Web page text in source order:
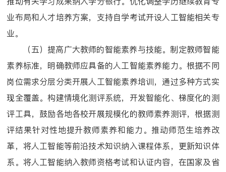
业布局和人才培养方案，支持自学考试开设人工智能相关专
业。
（五）提高广大教师的智能素养与技能。制定教师智能
素养标准，明确教师应具备的人工智能素养能力。根据不同
岗位需求分层分类开展人工智能素养培训，通过多种方式实
现全覆盖。构建情境化测评系统，开发智能化、梯度化的测
评工具，鼓励各地各校开展规模化的教师素养测评，根据测
评结果针对性地提升教师素养和能力。推动师范生培养改
革，将人工智能等前沿技术知识纳入课程体系，更新知识体
系。将人工智能纳入教师资格考试和认证内容，在国家及省